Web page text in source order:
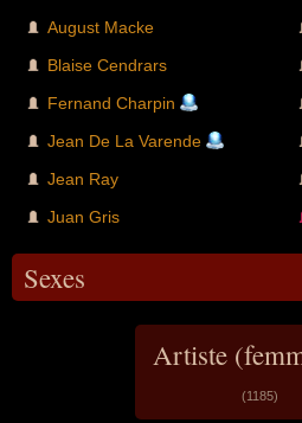
August Macke
Blaise Cendrars
Fernand Charpin
Jean De La Varende
Jean Ray
Juan Gris
Sexes
Artiste
(1185)